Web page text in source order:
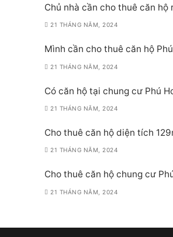
Chủ nhà cần cho thuê căn
21 THÁNG NĂM, 2024
Mình cần cho thuê căn hộ
21 THÁNG NĂM, 2024
Có căn hộ tại chung cư Phú
21 THÁNG NĂM, 2024
Cho thuê căn hộ diện tích
21 THÁNG NĂM, 2024
Cho thuê căn hộ chung cư
21 THÁNG NĂM, 2024